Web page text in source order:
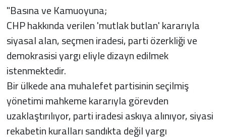
"Basına ve Kamuoyuna;
CHP hakkında verilen 'mutlak butlan' kararıyla
siyasal alan, seçmen iradesi, parti özerkliği ve
demokrasisi yargı eliyle dizayn edilmek
istenmektedir.
Bir ülkede ana muhalefet partisinin seçilmiş
yönetimi mahkeme kararıyla görevden
uzaklaştırılıyor, parti iradesi askıya alınıyor, siyasi
rekabetin kuralları sandıkta değil yargı